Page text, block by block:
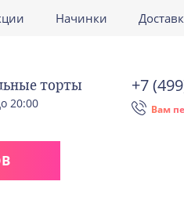
Начинки
торты
20:00
+7
Вам